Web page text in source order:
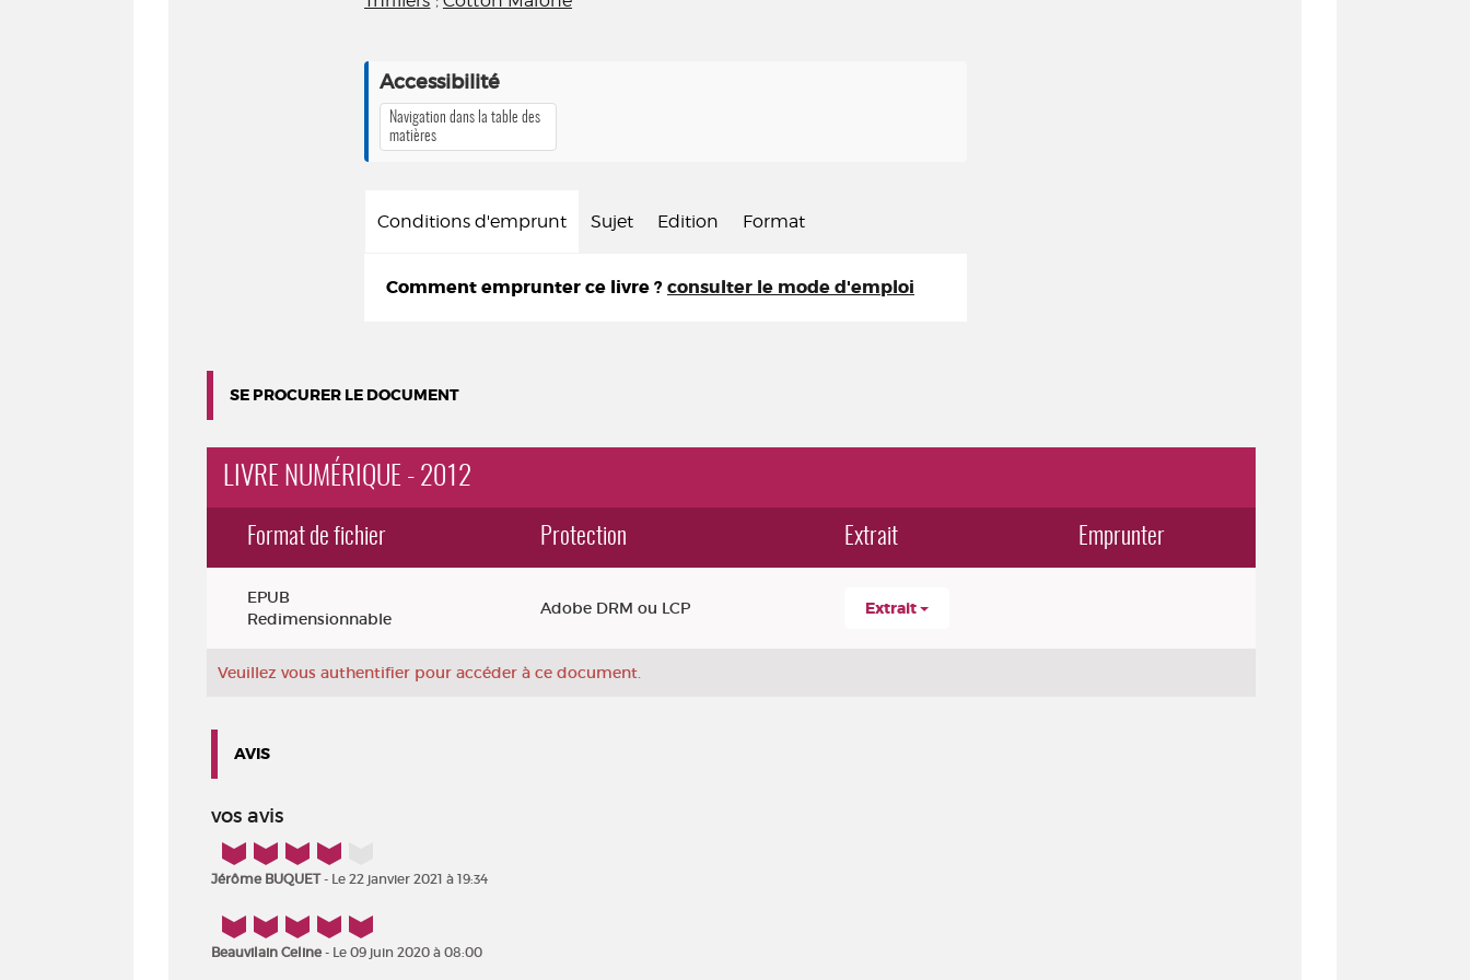
Accessibilité
Navigation dans la table des
matières
Conditions d'emprunt Sujet Edition Format
Comment emprunter ce livre ? consulter le mode d'emploi
SE PROCURER LE DOCUMENT
LIVRE NUMÉRIQUE - 2012
Format de fichier Protection Extrait Emprunter
EPUB
Redimensionnable
Adobe DRM ou LCP Extrait
Veuillez vous authentifier pour accéder à ce document.
AVIS
vos avis
4/5
Jérôme BUQUET- Le 22 janvier 2021 à 19:34
5/5
Beauvilain Celine - Le 09 juin 2020 à 08:00